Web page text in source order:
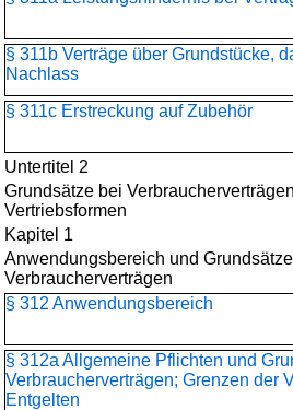
§ 311b Verträge über Grundstücke,
Nachlass
§ 311c Erstreckung auf Zubehör
Untertitel 2
Grundsätze bei
Vertriebsformen
Kapitel 1
Anwendungsbereich und
Verbraucherverträgen
§ 312 Anwendungsbereich
§ 312a Allgemeine Pflichten und
Verbraucherverträgen; Grenzen der
Entgelten